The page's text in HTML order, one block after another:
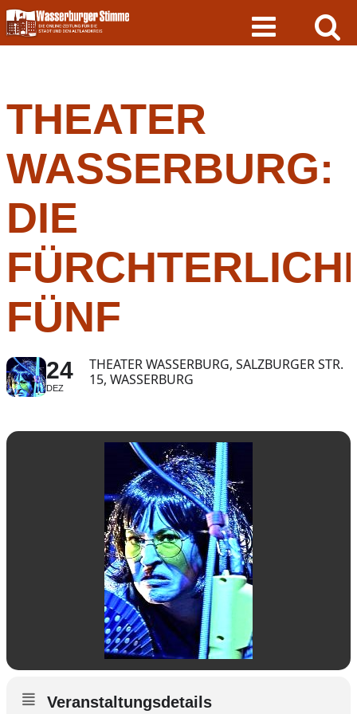
Skip
to
content
THEATER
WASSERBURG:
DIE
FÜNF
24
DEZ
THEATER WASSERBURG, SALZBURGER STR.
15, WASSERBURG
Veranstaltungsdetails